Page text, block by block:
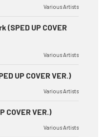
Various Artists
UP COVER
Various Artists
UP COVER VER.)
Various Artists
COVER VER.)
Various Artists